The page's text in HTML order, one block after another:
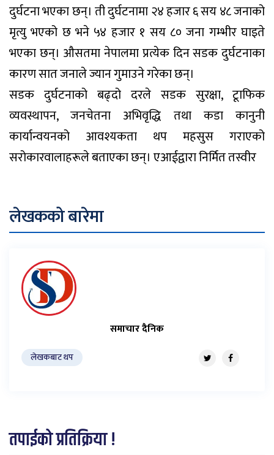
दुर्घटना भएका छन्। ती दुर्घटनामा २४ हजार ६ सय ४८ जनाको
मृत्यु भएको छ भने ५४ हजार १ सय ८० जना गम्भीर घाइते
भएका छन्। औसतमा नेपालमा प्रत्येक दिन सडक दुर्घटनाका
कारण सात जनाले ज्यान गुमाउने गरेका छन्।
सडक दुर्घटनाको बढ्दो दरले सडक सुरक्षा, टूाफिक
व्यवस्थापन, जनचेतना अभिवृद्धि तथा कडा कानुनी
कार्यान्वयनको आवश्यकता थप महसुस गराएको
सरोकारवालाहरूले बताएका छन्। एआईद्वारा निर्मित तस्वीर
लेखकको बारेमा
समाचार दैनिक
लेखकबाट थप
तपाईको प्रतिक्रिया !